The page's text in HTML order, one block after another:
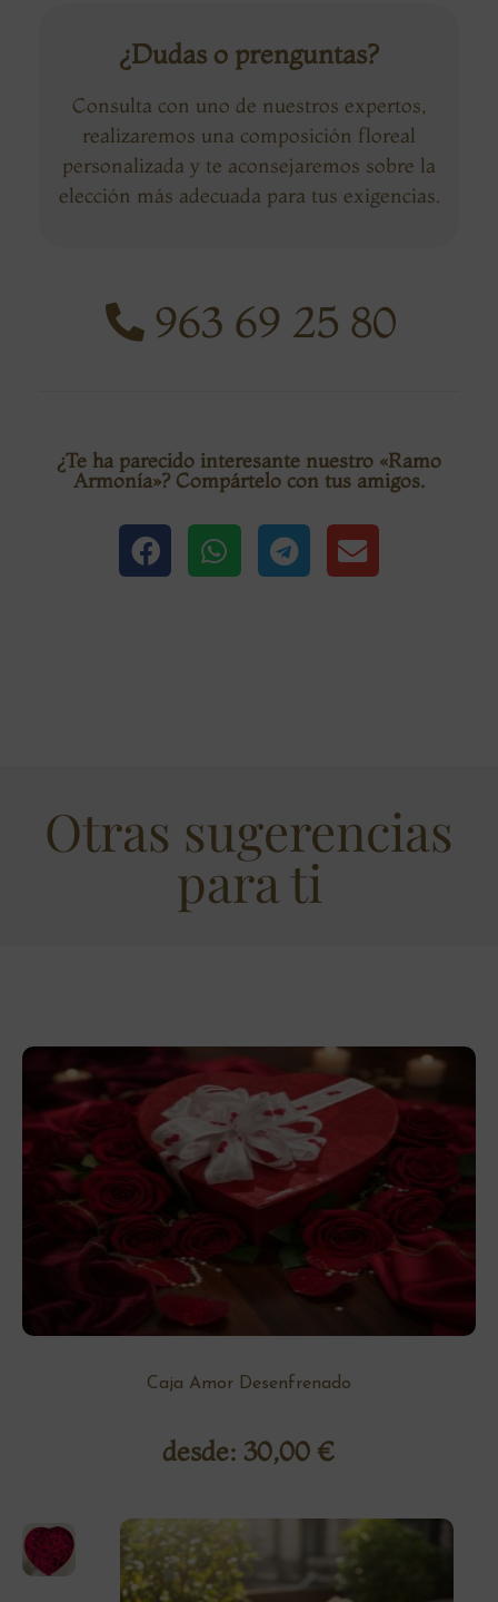
¿Dudas o prenguntas?
Consulta con uno de nuestros expertos,
realizaremos una composición floreal
personalizada y te aconsejaremos sobre la
elección más adecuada para tus exigencias.
963 69 25 80
¿Te ha parecido interesante nuestro «Ramo
Armonía»? Compártelo con tus amigos.
Otras sugerencias
para ti
Caja Amor Desenfrenado
desde: 30,00 €